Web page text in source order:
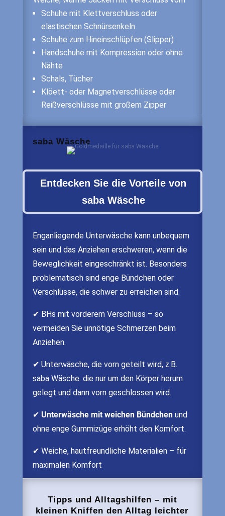
Schuhe mit Klettverschluss oder
elastischen Schnürsenkeln
Schuhe zum Hineinschlüpfen (Slipper)
Handschuhe mit Kompression oder ohne
Nähte
Schals, Tücher
Klöett- oder Magnetverschlüsse oder
Reißverschlüsse mit großem Zipper
saba Wäsche
Entdecken Sie die Vorteile von
saba Wäsche
Enganliegende Unterwäsche kann unbequem
sein und das Anziehen erschweren, wenn die
Beweglichkeit eingeschränkt ist. Besonders
problematisch sind enge Bündchen oder
Verschlüsse, die schwer zu erreichen sind.
✔ BHs mit vorderem Verschluss – so
vermeiden Sie unnötige Schmerzen beim
Anziehen.
✔ Unterwäsche, die vorn geteilt wird, z.B.
saba Wäsche. die nur um den Körper herum
gelegt und dann vorn geschlossen wird.
✔ Unterwäsche mit weichen Bündchenund
ohne enge Gummizüge erhöht den Komfort.
✔ Weiche, hautfreundliche Materialien – für
maximalen Komfort
Tipps und Alltagshilfen – mit
kleinen Kniffen den Alltag leichter